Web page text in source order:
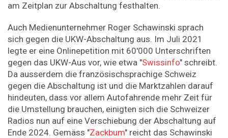
am Zeitplan zur Abschaltung festhalten.
Auch Medienunternehmer Roger Schawinski sprach
sich gegen die UKW-Abschaltung aus. Im Juli 2021
legte er eine Onlinepetition mit 60'000 Unterschriften
gegen das UKW-Aus vor, wie etwa "Swissinfo" schreibt.
Da ausserdem die französischsprachige Schweiz
gegen die Abschaltung ist und die Marktzahlen darauf
hindeuten, dass vor allem Autofahrende mehr Zeit für
die Umstellung brauchen, einigten sich die Schweizer
Radios nun auf eine Verschiebung der Abschaltung auf
Ende 2024. Gemäss "Zackbum" reicht das Schawinski